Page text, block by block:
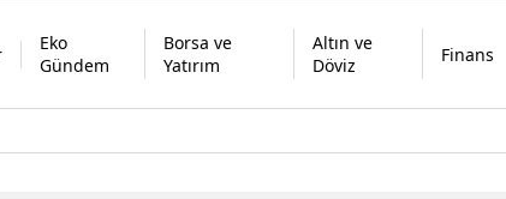
Eko
Gündem
Borsa ve
Yatırım
Altın ve
Döviz
Finans